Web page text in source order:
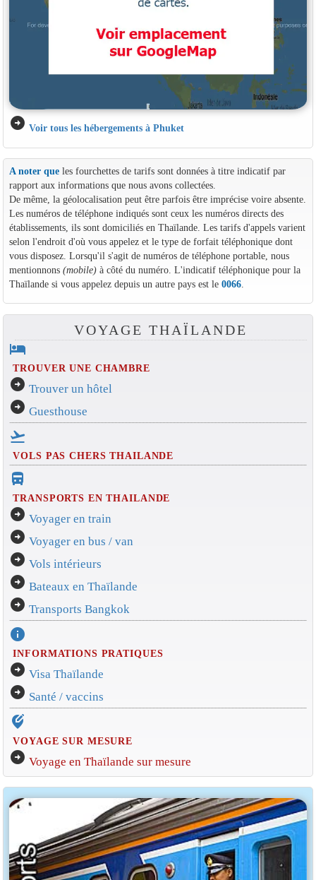
arrow_circle_right Voir tous les hébergements à Phuket
A noter queles fourchettes de tarifs sont données à titre indicatif par
rapport aux informations que nous avons collectées.
De même, la géolocalisation peut être parfois être imprécise voire absente.
Les numéros de téléphone indiqués sont ceux les numéros directs des
établissements, ils sont domiciliés en Thaïlande. Les tarifs d'appels varient
selon l'endroit d'où vous appelez et le type de forfait téléphonique dont
vous disposez. Lorsqu'il s'agit de numéros de téléphone portable, nous
mentionnons (mobile)à côté du numéro. L'indicatif téléphonique pour la
Thaïlande si vous appelez depuis un autre pays est le 0066.
VOYAGE THAÏLANDE
hotel
TROUVER UNE CHAMBRE
arrow_circle_right Trouver un hôtel
arrow_circle_right Guesthouse
flight_takeoff
VOLS PAS CHERS THAILANDE
directions_bus_filled
TRANSPORTS EN THAILANDE
arrow_circle_right Voyager en train
arrow_circle_right Voyager en bus / van
arrow_circle_right Vols intérieurs
arrow_circle_right Bateaux en Thaïlande
arrow_circle_right Transports Bangkok
info
INFORMATIONS PRATIQUES
arrow_circle_right Visa Thaïlande
arrow_circle_right Santé / vaccins
edit_location_alt
VOYAGE SUR MESURE
arrow_circle_right Voyage en Thaïlande sur mesure